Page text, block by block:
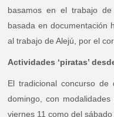
basamos en el trabajo de
basada en documentación
al trabajo de Alejú, por el
Actividades ‘piratas’
El tradicional concurso
domingo, con
viernes 11 como del